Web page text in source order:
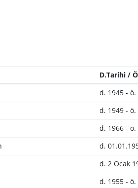
D.Tarihi /
d. 1945 - ö.
d. 1949 - ö.
d. 1966 - ö.
d.
d. 2 Ocak
d. 1955 - ö.